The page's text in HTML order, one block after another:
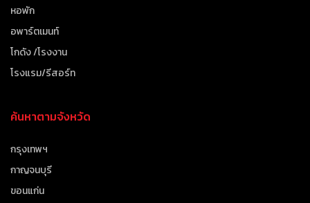
หอพัก
อพาร์ตเมนท์
โกดัง /โรงงาน
โรงแรม/รีสอร์ท
ค้นหาตามจังหวัด
กรุงเทพฯ
กาญจนบุรี
ขอนแก่น